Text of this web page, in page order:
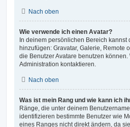
Nach oben
Wie verwende ich einen Avatar?
In deinem persönlichen Bereich kannst
hinzufügen: Gravatar, Galerie, Remote
die Benutzer Avatare benutzen
Administration kontaktieren.
Nach oben
Was ist mein Rang und wie kann ich
Ränge, die unter deinem
identifizieren bestimmte Benutzer wie
eines Ranges nicht direkt ändern, da